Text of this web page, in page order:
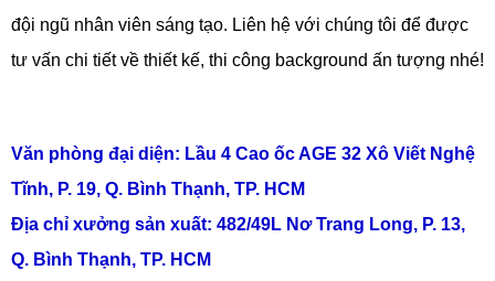
đội ngũ nhân viên sáng tạo. Liên hệ với chúng tôi để được
tư vấn chi tiết về thiết kế, thi công background ấn tượng nhé!
Văn phòng đại diện: Lầu 4 Cao ốc AGE 32 Xô Viết Nghệ
Tĩnh, P. 19, Q. Bình Thạnh, TP. HCM
Địa chỉ xưởng sản xuất: 482/49L Nơ Trang Long, P. 13,
Q. Bình Thạnh, TP. HCM